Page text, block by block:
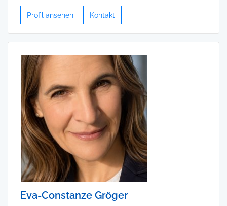
Profil ansehen Kontakt
Eva-Constanze Gröger